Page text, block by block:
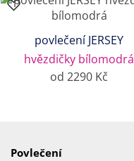
povlečení JERSEY
hvězdičky bílomodrá
od 2290 Kč
Povlečení